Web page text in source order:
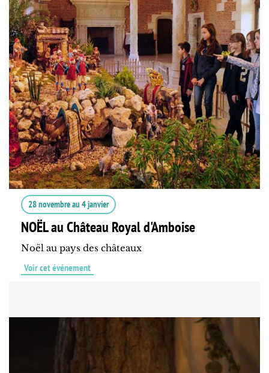
28 novembreau4 janvier
NOËL au Château Royal d'Amboise
Noël au pays des châteaux
Voir cet événement